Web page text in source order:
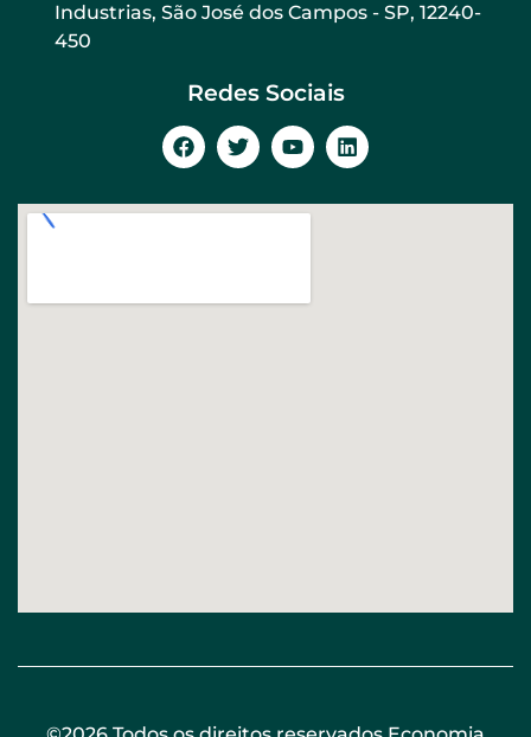
Industrias, São José dos Campos - SP, 12240-
450
Redes Sociais